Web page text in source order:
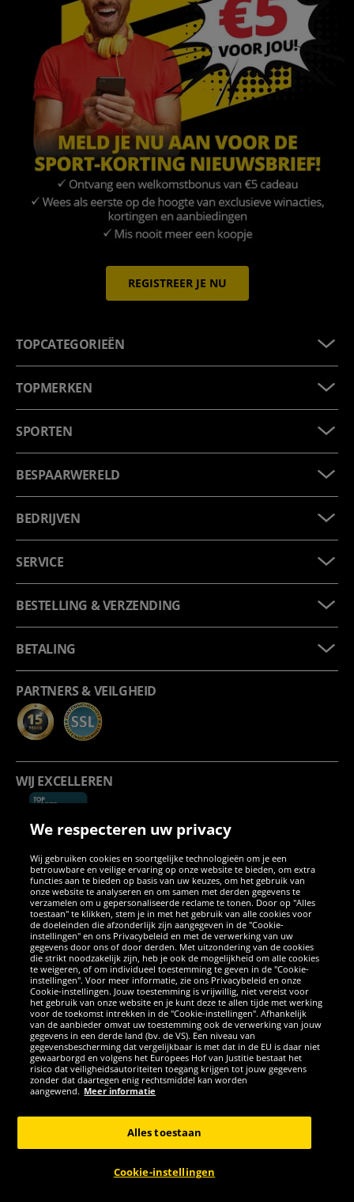
REGISTREER JE NU
TOPCATEGORIEËN
TOPMERKEN
SPORTEN
BESPAARWERELD
BEDRIJVEN
SERVICE
BESTELLING & VERZENDING
BETALING
PARTNERS & VEILGHEID
WIJ EXCELLEREN
SOCIALE MEDIA
FacebookInstagram
WhatsApp
TikTokTwitterYouTube
APPS
GER - Alle rechten voorbehouden
*Alle prijzen incl. wettelijke btw excl. verzendingskosten en eventueel
kosten voor levering ter plaatse, tenzij anderszins beschreven. 1Huidige
of eerdere aanbevolen verkoopprijs van de fabrikant inclusief btw
We respecteren uw privacy
Wij gebruiken cookies en soortgelijke technologieën om je een
betrouwbare en veilige ervaring op onze website te bieden, om extra
functies aan te bieden op basis van uw keuzes, om het gebruik van
onze website te analyseren en om samen met derden gegevens te
verzamelen om u gepersonaliseerde reclame te tonen. Door op "Alles
toestaan" te klikken, stem je in met het gebruik van alle cookies voor
de doeleinden die afzonderlijk zijn aangegeven in de "Cookie-
instellingen" en ons Privacybeleid en met de verwerking van uw
gegevens door ons of door derden. Met uitzondering van de cookies
die strikt noodzakelijk zijn, heb je ook de mogelijkheid om alle cookies
te weigeren, of om individueel toestemming te geven in de "Cookie-
instellingen". Voor meer informatie, zie ons Privacybeleid en onze
Cookie-instellingen. Jouw toestemming is vrijwillig, niet vereist voor
het gebruik van onze website en je kunt deze te allen tijde met werking
voor de toekomst intrekken in de "Cookie-instellingen". Afhankelijk
van de aanbieder omvat uw toestemming ook de verwerking van jouw
gegevens in een derde land (bv. de VS). Een niveau van
gegevensbescherming dat vergelijkbaar is met dat in de EU is daar niet
gewaarborgd en volgens het Europees Hof van Justitie bestaat het
risico dat veiligheidsautoriteiten toegang krijgen tot jouw gegevens
zonder dat daartegen enig rechtsmiddel kan worden
aangewend. Meer informatie
Cookie-instellingen
Alles toestaan